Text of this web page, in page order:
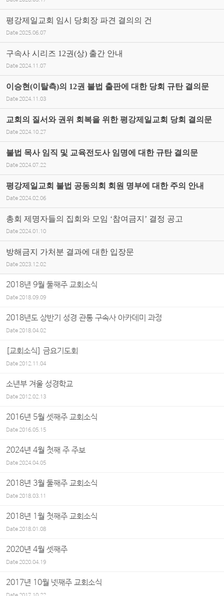
평강제일교회 임시 당회장 파견 결의의 건
Date 2025.06.07
구속사 시리즈 12권(상) 출간 안내
Date 2024.11.07
이승현(이탈측)의 12권 불법 출판에 대한 당회 규탄 결의문
Date 2024.11.03
교회의 질서와 권위 회복을 위한 평강제일교회 당회 결의문
Date 2024.10.27
불법 목사 임직 및 교육전도사 임명에 대한 규탄 결의문
Date 2024.07.22
평강제일교회 불법 공동의회 회원 명부에 대한 주의 안내
Date 2024.02.06
총회 제명자들의 집회와 모임 ‘참여금지’ 결정 공고
Date 2024.01.10
방해금지 가처분 결과에 대한 입장문
Date 2023.12.02
2018년 9월 둘째주 교회소식
Date2018.09.09
2018년도 상반기 성경 관통 구속사 아카데미 과정
Date2018.04.02
[교회소식] 금요기도회
Date2012.11.04
소년부 겨울 성경학교
Date2012.02.13
2016년 5월 셋째주 교회소식
Date2016.05.15
2024년 4월 첫째 주 주보
Date2024.04.05
2018년 3월 둘째주 교회소식
Date2018.03.11
2018년 1월 첫째주 교회소식
Date2018.01.08
2020년 4월 셋째주
Date2020.04.19
2017년 10월 넷째주 교회소식